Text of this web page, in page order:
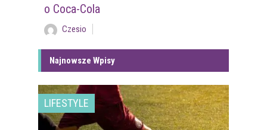
o Coca-Cola
Czesio
Najnowsze Wpisy
LIFESTYLE